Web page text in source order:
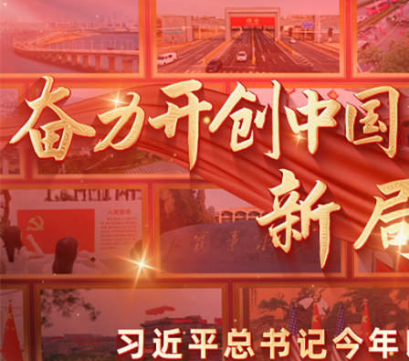
小央视频 小央直播 直播中国 熊猫频
现场 前线 比划 快看 蓝海中国 新兵请入
体育 直播 竞猜 2026年世界杯 2026年冬奥
VIP会员 CCTV奥林匹克频道 生活体育大会
财经 教育 乡村振兴 生态环境 一带一路
大国智造 大国展会 大国保险 云顶对话 云
CCTV.节目官网 直播 节目单 栏目 片库